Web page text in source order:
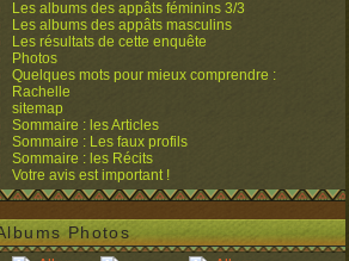
Les albums des appâts féminins 3/3
Les albums des appâts masculins
Les résultats de cette enquête
Photos
Quelques mots pour mieux comprendre :
Rachelle
sitemap
Sommaire : les Articles
Sommaire : Les faux profils
Sommaire : les Récits
Votre avis est important !
Photos